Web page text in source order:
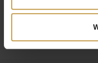
Meer